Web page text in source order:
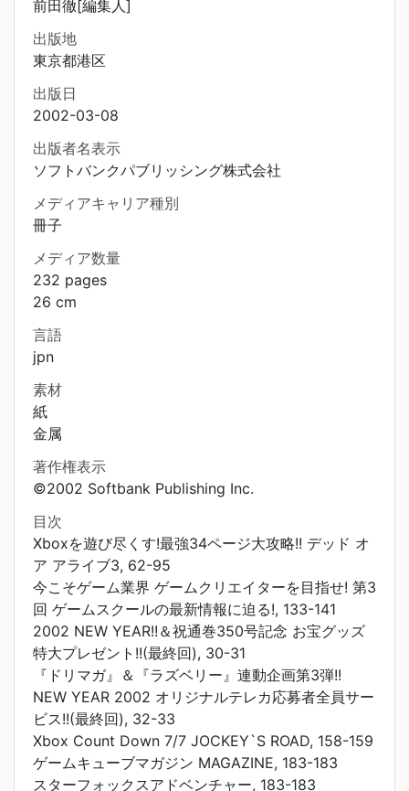
前田徹[編集人]
出版地
東京都港区
出版日
2002-03-08
出版者名表示
ソフトバンクパブリッシング株式会社
メディアキャリア種別
冊子
メディア数量
232 pages
26 cm
言語
jpn
素材
紙
金属
著作権表示
©2002 Softbank Publishing Inc.
目次
Xboxを遊び尽くす!最強34ページ大攻略!! デッド オ
ア アライブ3, 62-95
今こそゲーム業界 ゲームクリエイターを目指せ! 第3
回 ゲームスクールの最新情報に迫る!, 133-141
2002 NEW YEAR!!＆祝通巻350号記念 お宝グッズ
特大プレゼント!!(最終回), 30-31
『ドリマガ』＆『ラズベリー』連動企画第3弾!!
NEW YEAR 2002 オリジナルテレカ応募者全員サー
ビス!!(最終回), 32-33
Xbox Count Down 7/7 JOCKEY`S ROAD, 158-159
ゲームキューブマガジン MAGAZINE, 183-183
スターフォックスアドベンチャー, 183-183